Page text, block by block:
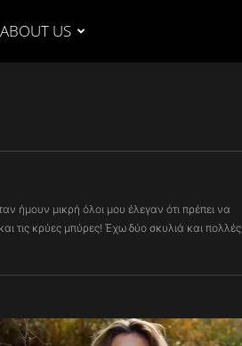
ABOUT US
ήμουν μικρή όλοι μου έλεγαν ότι πρέπει να
τις κρύες μπύρες! Έχω δύο σκυλιά και πολλές